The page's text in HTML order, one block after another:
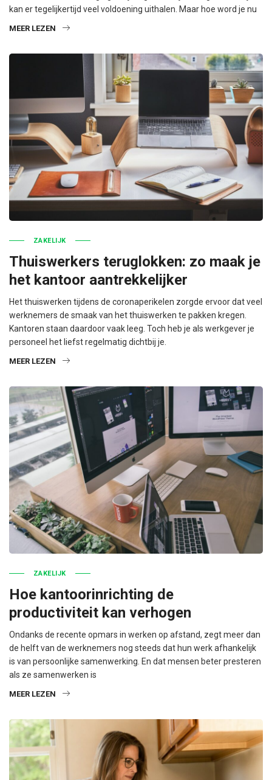
kan er tegelijkertijd veel voldoening uithalen. Maar hoe word je nu
MEER LEZEN
ZAKELIJK
Thuiswerkers teruglokken: zo maak je
het kantoor aantrekkelijker
Het thuiswerken tijdens de coronaperikelen zorgde ervoor dat veel
werknemers de smaak van het thuiswerken te pakken kregen.
Kantoren staan daardoor vaak leeg. Toch heb je als werkgever je
personeel het liefst regelmatig dichtbij je.
MEER LEZEN
ZAKELIJK
Hoe kantoorinrichting de
productiviteit kan verhogen
Ondanks de recente opmars in werken op afstand, zegt meer dan
de helft van de werknemers nog steeds dat hun werk afhankelijk
is van persoonlijke samenwerking. En dat mensen beter presteren
als ze samenwerken is
MEER LEZEN